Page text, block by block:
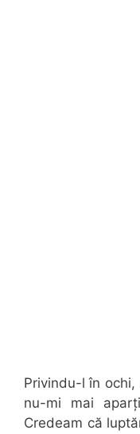
Privindu-l în
nu-mi mai
Credeam că